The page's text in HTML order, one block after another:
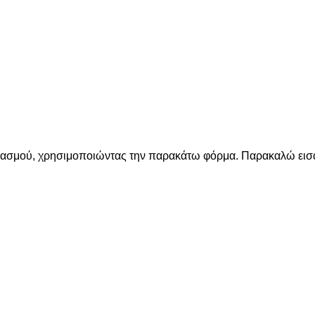
χρησιμοποιώντας την παρακάτω φόρμα. Παρακαλώ